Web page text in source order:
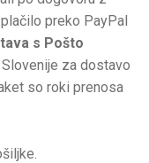
preko PayPal
s Pošto
za dostavo
so roki prenosa